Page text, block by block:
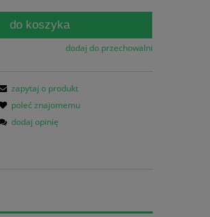
do koszyka
dodaj do przechowalni
zapytaj o produkt
poleć znajomemu
dodaj opinię